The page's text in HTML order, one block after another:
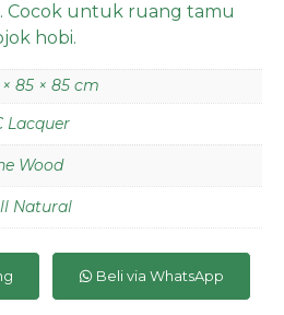
Cocok untuk ruang tamu
hobi.
× 85 × 85 cm
Lacquer
Wood
Natural
Beli via WhatsApp